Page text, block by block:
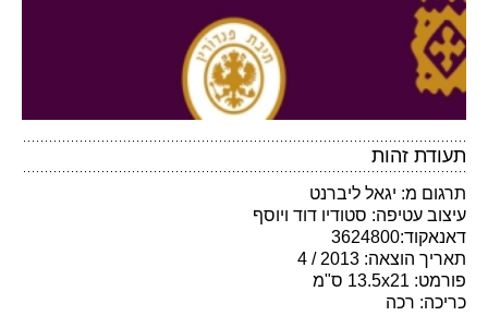
תעודת זהות
תרגום מ: יגאל ליברנט
עיצוב עטיפה: סטודיו דוד ויוסף
דאנאקוד:3624800
תאריך הוצאה: 2013 / 4
פורמט: 13.5x21 ס"מ
כריכה: רכה